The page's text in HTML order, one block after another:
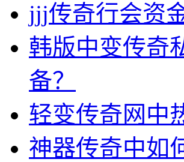
jjj传奇行会资
韩版中变传奇
备？
轻变传奇网中
神器传奇中如